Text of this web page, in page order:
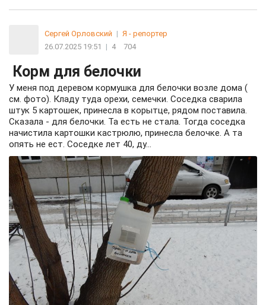
Сергей Орловский | Я - репортер
26.07.2025 19:51
| 4 704
Корм для белочки
У меня под деревом кормушка для белочки возле дома (
см. фото). Кладу туда орехи, семечки. Соседка сварила
штук 5 картошек, принесла в корытце, рядом поставила.
Сказала - для белочки. Та есть не стала. Тогда соседка
начистила картошки кастрюлю, принесла белочке. А та
опять не ест. Соседке лет 40, ду...